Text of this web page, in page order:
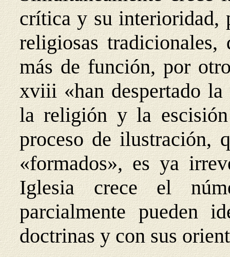
crítica y su interioridad,
religiosas
más de función, por
xviii «han despertado la
la religión y la
proceso de ilustración,
«formados», es ya
Iglesia crece el
parcialmente pueden
doctrinas y con sus